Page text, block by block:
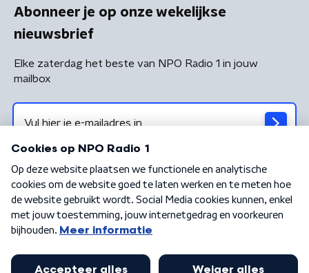
Abonneer je op onze wekelijkse
nieuwsbrief
Elke zaterdag het beste van NPO Radio 1 in jouw
mailbox
Algemene voorwaarden